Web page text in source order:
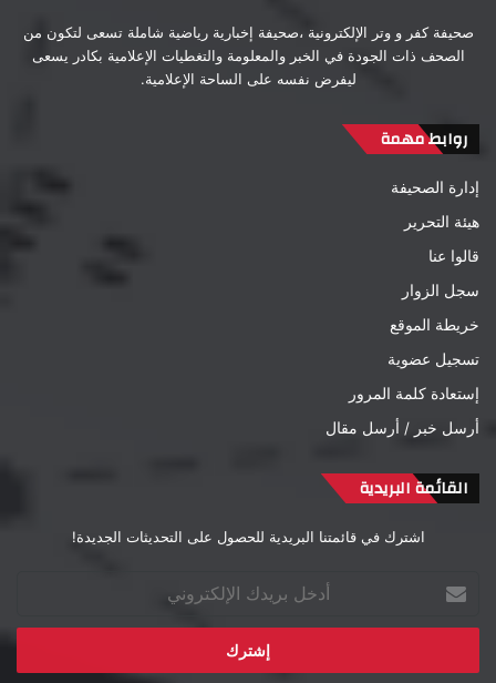
صحيفة كفر و وتر الإلكترونية ،صحيفة إخبارية رياضية شاملة تسعى لتكون من
الصحف ذات الجودة في الخبر والمعلومة والتغطيات الإعلامية بكادر يسعى
ليفرض نفسه على الساحة الإعلامية.
روابط مهمة
إدارة الصحيفة
هيئة التحرير
قالوا عنا
سجل الزوار
خريطة الموقع
تسجيل عضوية
إستعادة كلمة المرور
أرسل خبر / أرسل مقال
القائمة البريدية
اشترك في قائمتنا البريدية للحصول على التحديثات الجديدة!
بريدك
الإلكتروني